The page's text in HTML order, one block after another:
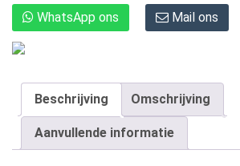
WhatsApp ons Mail ons
Beschrijving Omschrijving
Aanvullende informatie